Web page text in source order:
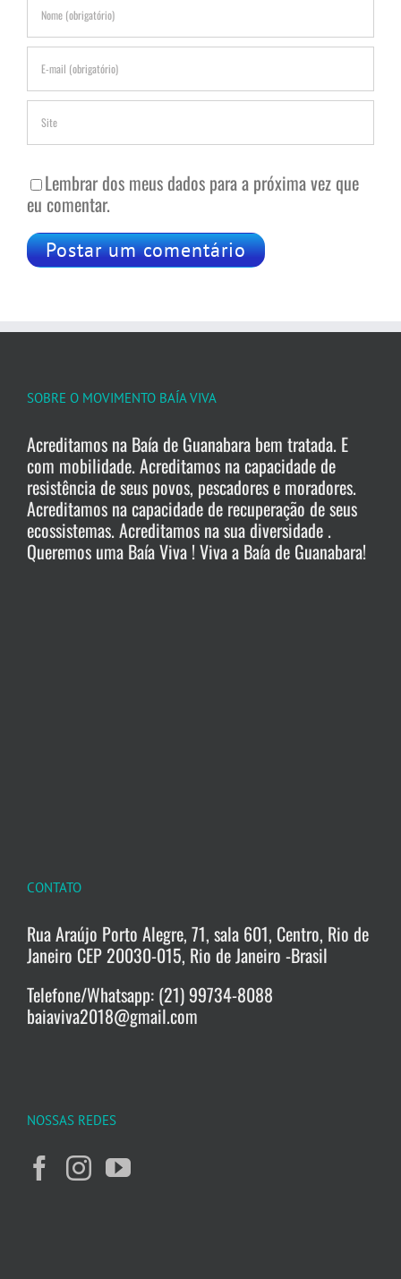
Lembrar dos meus dados para a próxima vez que
eu comentar.
SOBRE O MOVIMENTO BAÍA VIVA
Acreditamos na Baía de Guanabara bem tratada. E
com mobilidade. Acreditamos na capacidade de
resistência de seus povos, pescadores e moradores.
Acreditamos na capacidade de recuperação de seus
ecossistemas. Acreditamos na sua diversidade .
Queremos uma Baía Viva ! Viva a Baía de Guanabara!
CONTATO
Rua Araújo Porto Alegre, 71, sala 601, Centro, Rio de
Janeiro CEP 20030-015, Rio de Janeiro -Brasil
Telefone/Whatsapp: (21) 99734-8088
baiaviva2018@gmail.com
NOSSAS REDES